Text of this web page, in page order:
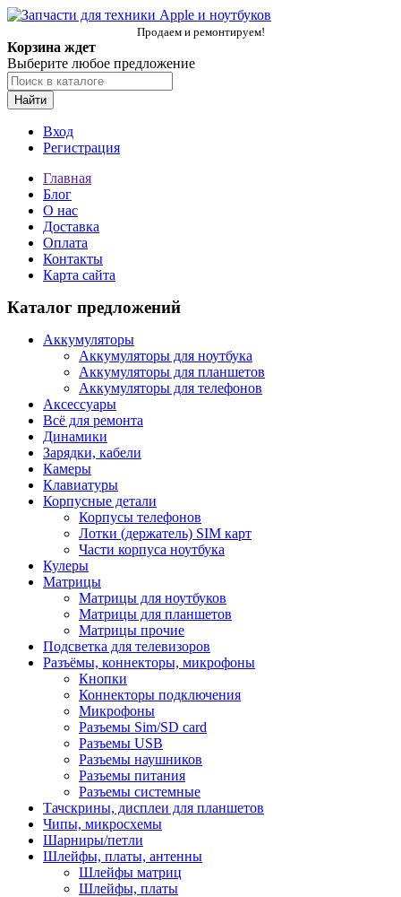
Продаем и ремонтируем!
Корзина ждет
Выберите любое предложение
Найти
Вход
Регистрация
Главная
Блог
О нас
Доставка
Оплата
Контакты
Карта сайта
Каталог предложений
Аккумуляторы
Аккумуляторы для ноутбука
Аккумуляторы для планшетов
Аккумуляторы для телефонов
Аксессуары
Всё для ремонта
Динамики
Зарядки, кабели
Камеры
Клавиатуры
Корпусные детали
Корпусы телефонов
Лотки (держатель) SIM карт
Части корпуса ноутбука
Кулеры
Матрицы
Матрицы для ноутбуков
Матрицы для планшетов
Матрицы прочие
Подсветка для телевизоров
Разъёмы, коннекторы, микрофоны
Кнопки
Коннекторы подключения
Микрофоны
Разъемы Sim/SD card
Разъемы USB
Разъемы наушников
Разъемы питания
Разъемы системные
Тачскрины, дисплеи для планшетов
Чипы, микросхемы
Шарниры/петли
Шлейфы, платы, антенны
Шлейфы матриц
Шлейфы, платы